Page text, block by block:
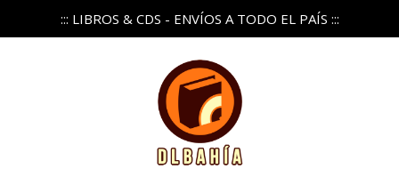
::: LIBROS & CDS - ENVÍOS A TODO EL PAÍS :::